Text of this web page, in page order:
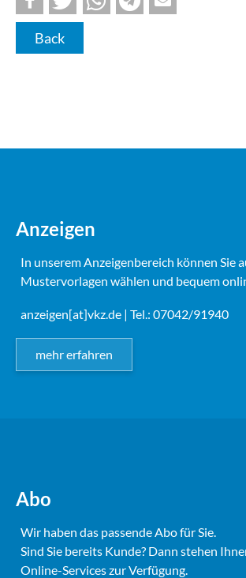
Back
Anzeigen
In unserem Anzeigenbereich können Sie
Mustervorlagen wählen und bequem
anzeigen[at]vkz.de | Tel.: 07042/91940
mehr erfahren
Abo
Wir haben das passende Abo für Sie.
Sind Sie bereits Kunde? Dann stehen
Online-Services zur Verfügung.